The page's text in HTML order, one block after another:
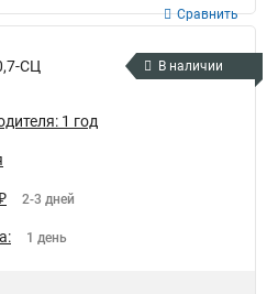
СЦ
Сравнить
В наличии
1 год
2-3 дней
1 день